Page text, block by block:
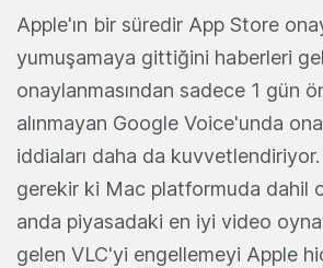
Apple'ın bir süredir App Store
yumuşamaya gittiğini haberleri
onaylanmasından sadece 1 gün
alınmayan Google Voice'unda
iddiaları daha da
gerekir ki Mac platformuda dahil
anda piyasadaki en iyi video
gelen VLC'yi engellemeyi Apple